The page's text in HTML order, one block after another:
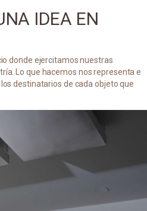
IDEA EN
donde ejercitamos nuestras
Lo que hacemos nos representa e
destinatarios de cada objeto que